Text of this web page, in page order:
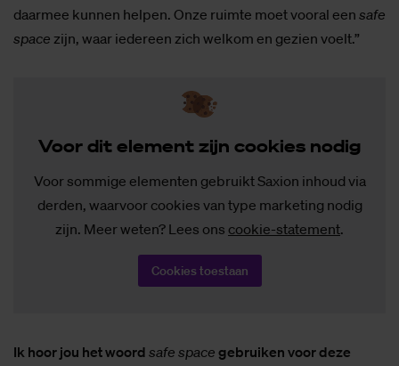
daarmee kunnen helpen. Onze ruimte moet vooral een safe
space zijn, waar iedereen zich welkom en gezien voelt.”
Voor dit ele­ment zijn coo­kies no­dig
Voor sommige elementen gebruikt Saxion inhoud via
derden, waarvoor cookies van type marketing nodig
zijn. Meer weten? Lees ons cookie-statement.
Cookies toestaan
Ik hoor jou het woord safe space gebruiken voor deze